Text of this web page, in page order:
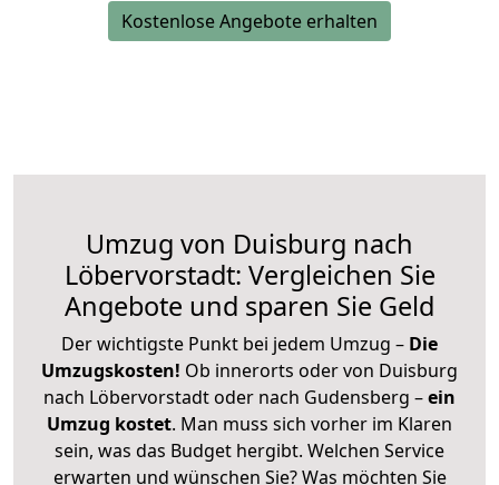
Kostenlose Angebote erhalten
Umzug von Duisburg nach
Löbervorstadt: Vergleichen Sie
Angebote und sparen Sie Geld
Der wichtigste Punkt bei jedem Umzug – Die
Umzugskosten! Ob innerorts oder von Duisburg
nach Löbervorstadt oder nach Gudensberg –ein
Umzug kostet. Man muss sich vorher im Klaren
sein, was das Budget hergibt. Welchen Service
erwarten und wünschen Sie? Was möchten Sie